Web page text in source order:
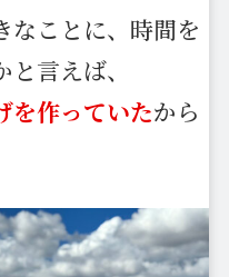
なことに、時間を
言えば、
を作っていたから